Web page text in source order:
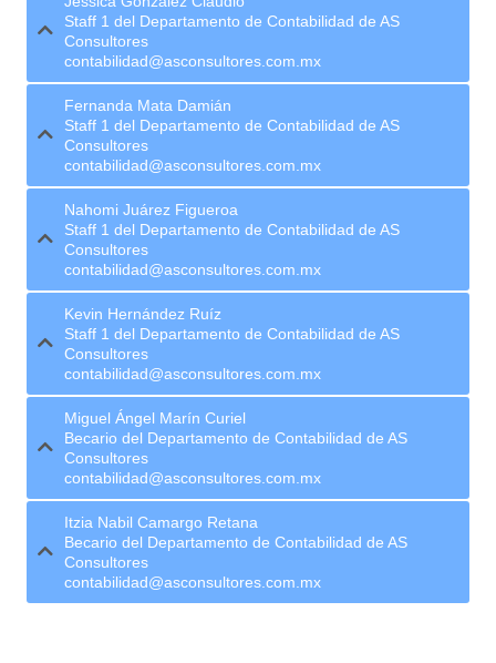
Staff 1 del Departamento de Contabilidad de AS
Consultores
contabilidad@asconsultores.com.mx
Fernanda Mata Damián
Staff 1 del Departamento de Contabilidad de AS
Consultores
contabilidad@asconsultores.com.mx
Nahomi Juárez Figueroa
Staff 1 del Departamento de Contabilidad de AS
Consultores
contabilidad@asconsultores.com.mx
Kevin Hernández Ruíz
Staff 1 del Departamento de Contabilidad de AS
Consultores
contabilidad@asconsultores.com.mx
Miguel Ángel Marín Curiel
Becario del Departamento de Contabilidad de AS
Consultores
contabilidad@asconsultores.com.mx
Itzia Nabil Camargo Retana
Becario del Departamento de Contabilidad de AS
Consultores
contabilidad@asconsultores.com.mx